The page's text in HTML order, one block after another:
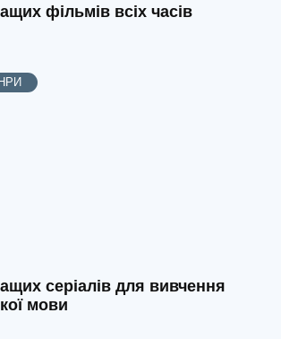
фільмів всіх часів
серіалів для вивчення
мови